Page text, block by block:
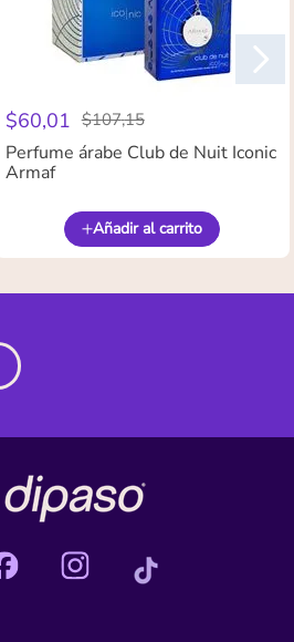
$60,01 $107,15
Perfume árabe Club de Nuit Iconic
Armaf
Añadir al carrito